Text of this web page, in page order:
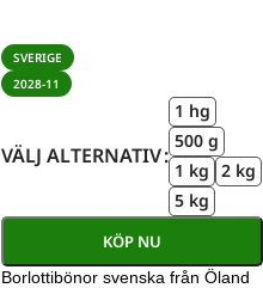
SVERIGE
2028-11
VÄLJ ALTERNATIV
1 hg
500 g
1 kg 2 kg
5 kg
KÖP NU
Borlottibönor svenska från Öland